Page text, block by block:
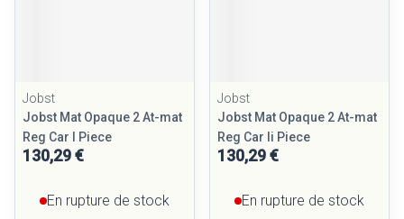
Jobst
Jobst Mat Opaque 2 At-mat
Reg Car I Piece
130,29 €
En rupture de stock
Jobst
Jobst Mat Opaque 2 At-mat
Reg Car Ii Piece
130,29 €
En rupture de stock